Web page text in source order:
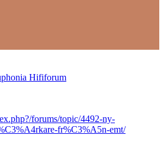
Hififorum
forums/topic/4492-ny-
fr%C3%A5n-emt/